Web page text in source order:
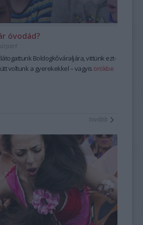
óvodád?
Boldogkőváraljára, vittünk ezt-
voltunk a gyerekekkel – vagyis örökbe
tovább